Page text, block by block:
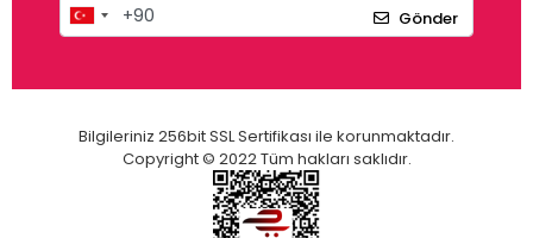
Gönder
Bilgileriniz 256bit SSL Sertifikası ile korunmaktadır.
Copyright © 2022 Tüm hakları saklıdır.